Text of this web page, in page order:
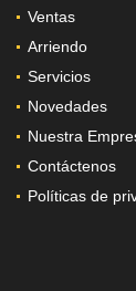
Ventas
Arriendo
Servicios
Novedades
Nuestra
Contáctenos
Políticas de